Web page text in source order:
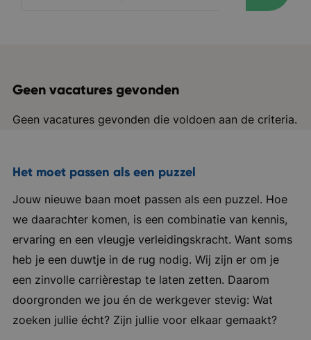
Geen vacatures gevonden
Geen vacatures gevonden die voldoen aan de criteria.
Het moet passen als een puzzel
Jouw nieuwe baan moet passen als een puzzel. Hoe
we daarachter komen, is een combinatie van kennis,
ervaring en een vleugje verleidingskracht. Want soms
heb je een duwtje in de rug nodig. Wij zijn er om je
een zinvolle carrièrestap te laten zetten. Daarom
doorgronden we jou én de werkgever stevig: Wat
zoeken jullie écht? Zijn jullie voor elkaar gemaakt?